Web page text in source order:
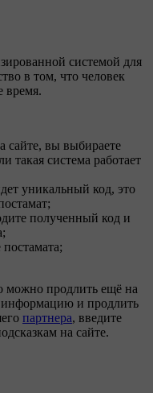
системой для
в том, что человек
время.
сайте, вы выбираете
такая система работает
уникальный код, это
полученный код и
постамата;
можно продлить ещё на
и продлить
партнера, введите
на сайте.